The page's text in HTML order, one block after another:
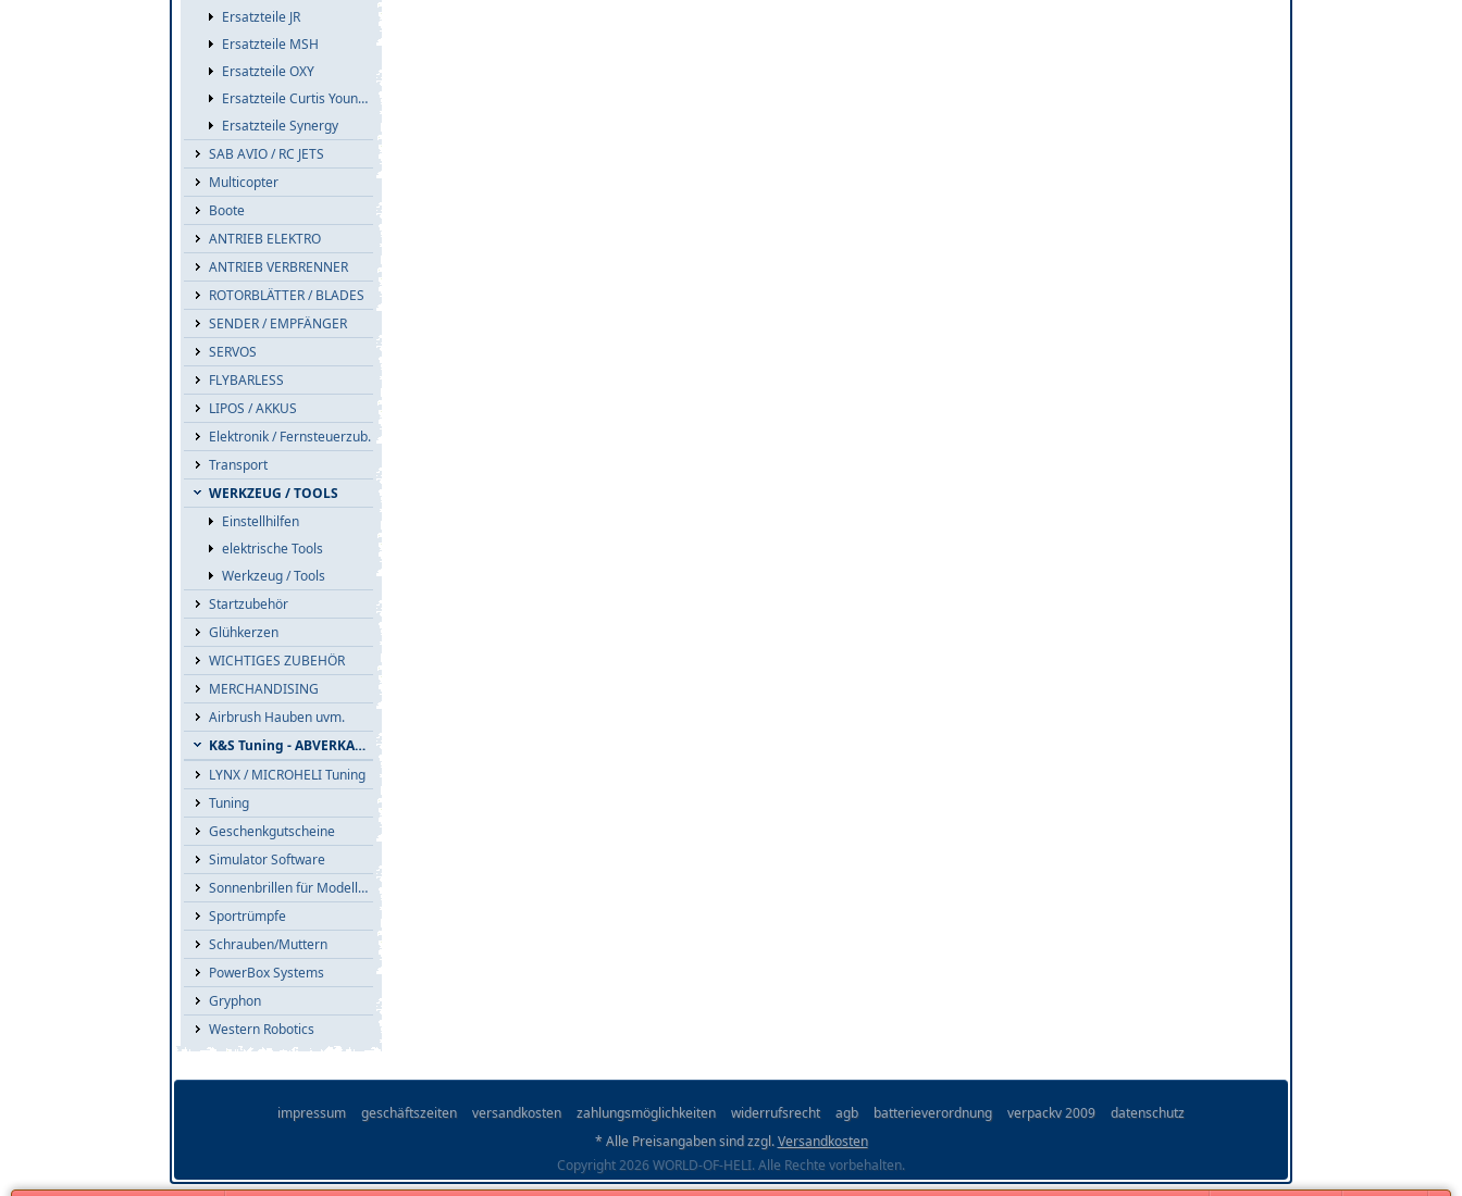
Ersatzteile JR
Ersatzteile MSH
Ersatzteile OXY
Ersatzteile Curtis Youngblood
Ersatzteile Synergy
SAB AVIO / RC JETS
Multicopter
Boote
ANTRIEB ELEKTRO
ANTRIEB VERBRENNER
ROTORBLÄTTER / BLADES
SENDER / EMPFÄNGER
SERVOS
FLYBARLESS
LIPOS / AKKUS
Elektronik / Fernsteuerzub.
Transport
WERKZEUG / TOOLS
Einstellhilfen
elektrische Tools
Werkzeug / Tools
Startzubehör
Glühkerzen
WICHTIGES ZUBEHÖR
MERCHANDISING
Airbrush Hauben uvm.
K&S Tuning - ABVERKAUF
LYNX / MICROHELI Tuning
Tuning
Geschenkgutscheine
Simulator Software
Sonnenbrillen für Modellflieger
Sportrümpfe
Schrauben/Muttern
PowerBox Systems
Gryphon
Western Robotics
impressum geschäftszeiten versandkosten zahlungsmöglichkeiten widerrufsrecht agb batterieverordnung verpackv 2009
datenschutz
* Alle Preisangaben sind zzgl.Versandkosten
Copyright 2026 WORLD-OF-HELI. Alle Rechte vorbehalten.